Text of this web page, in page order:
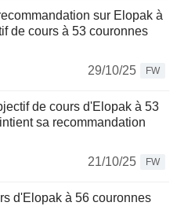
sur Elopak à
de cours à 53 couronnes
29/10/25
FW
de cours d'Elopak à 53
sa recommandation
21/10/25
FW
d'Elopak à 56 couronnes